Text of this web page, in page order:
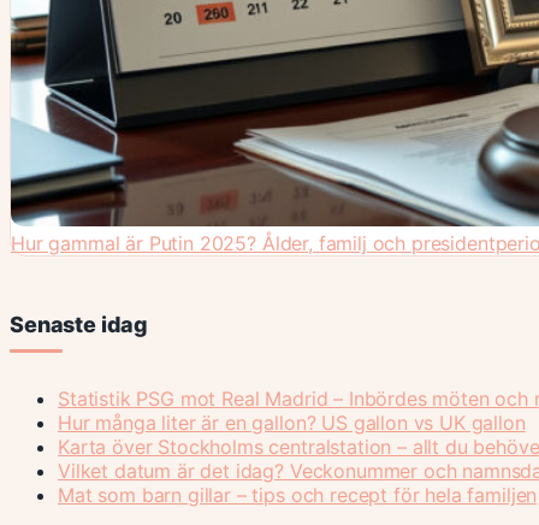
Hur gammal är Putin 2025? Ålder, familj och
Senaste idag
Statistik PSG mot Real Madrid – Inbördes möten och
Hur många liter är en gallon? US gallon vs UK gallon
Karta över Stockholms centralstation – allt du
Vilket datum är det idag? Veckonummer och
Mat som barn gillar – tips och recept för hela familjen